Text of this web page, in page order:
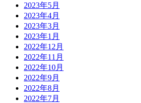
2023年5月
2023年4月
2023年3月
2023年1月
2022年12月
2022年11月
2022年10月
2022年9月
2022年8月
2022年7月